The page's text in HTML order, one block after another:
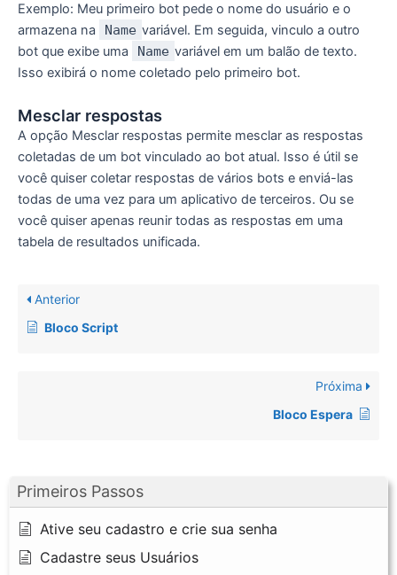
Primeiros Passos
Ative seu cadastro e crie sua senha
Cadastre seus Usuários
Exemplo: Meu primeiro bot pede o nome do usuário e o
armazena na
Name variável. Em seguida, vinculo a outro
bot que exibe uma
Name variável em um balão de texto.
Isso exibirá o nome coletado pelo primeiro bot.
Mesclar respostas
A opção Mesclar respostas permite mesclar as respostas
coletadas de um bot vinculado ao bot atual. Isso é útil se
você quiser coletar respostas de vários bots e enviá-las
todas de uma vez para um aplicativo de terceiros. Ou se
você quiser apenas reunir todas as respostas em uma
tabela de resultados unificada.
Anterior
Bloco Script
Próxima
Bloco Espera